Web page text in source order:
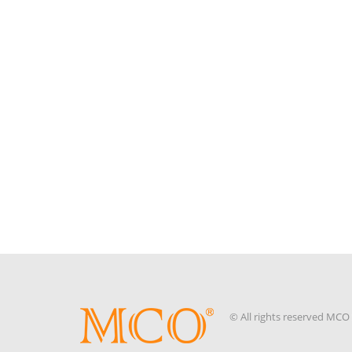
Anmelden
Eintrags-Feed
© All rights reserved